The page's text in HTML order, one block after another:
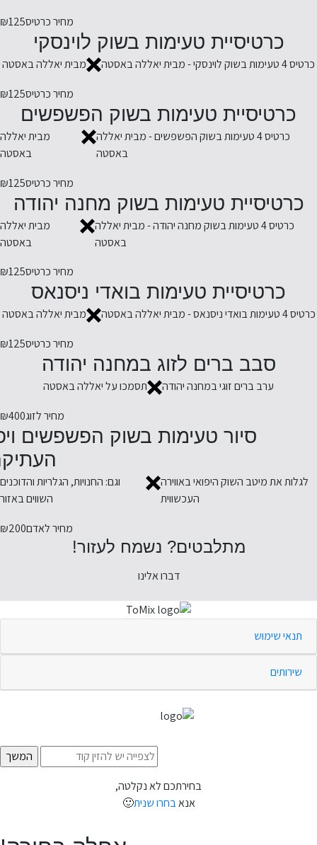
מחיר כרטיס₪125
כרטיסיית טעימות בשוק לוינסקי
כרטיס 4 טעימות בשוק לוינסקי - מבית יאללה באסטה
מבית יאללה באסטה
מחיר כרטיס₪125
כרטיסיית טעימות בשוק הפשפשים
כרטיס 4 טעימות בשוק הפשפשים - מבית יאללה
באסטה
מבית יאללה
באסטה
מחיר כרטיס₪125
כרטיסיית טעימות בשוק מחנה יהודה
כרטיס 4 טעימות בשוק מחנה יהודה - מבית יאללה
באסטה
מבית יאללה
באסטה
מחיר כרטיס₪125
כרטיסיית טעימות בואדי ניסנאס
כרטיס 4 טעימות בואדי ניסנאס - מבית יאללה באסטה
מבית יאללה באסטה
מחיר כרטיס₪125
סבב ברים לזוג במחנה יהודה
ערב ברים זוגי במחנה יהודה
תסמכו על יאללה באסטה
מחיר לזוג₪400
סיור טעימות בשוק הפשפשים
לגלות את מיטב השוק היפואי באווירה
העכשווית
וגם: החנויות, הגלריות והדוכנים
השווים באזור
מחיר לאדם₪200
מתלבטים? נשמח לעזור!
דברו אלינו
תנאי שימוש
שירותים
בחירתכם לא נקלטה,
אנאבחרו שנית🙂